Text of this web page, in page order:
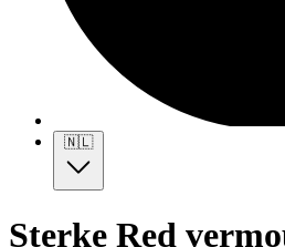
🇳🇱
Sterke Red